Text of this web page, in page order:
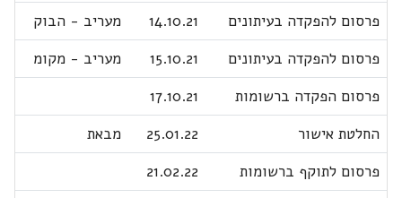
פרסום להפקדה בעיתונים
14.10.21
מעריב - הבוק
פרסום להפקדה בעיתונים
15.10.21
מעריב - מקומ
פרסום הפקדה ברשומות
17.10.21
החלטת אישור
25.01.22
מבאת
פרסום לתוקף ברשומות
21.02.22